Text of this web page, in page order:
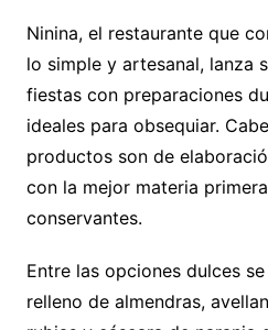
Ninina, el restaurante que
lo simple y artesanal, lanza
fiestas con preparaciones
ideales para obsequiar.
productos son de
con la mejor materia
conservantes.
Entre las opciones dulces
relleno de almendras,